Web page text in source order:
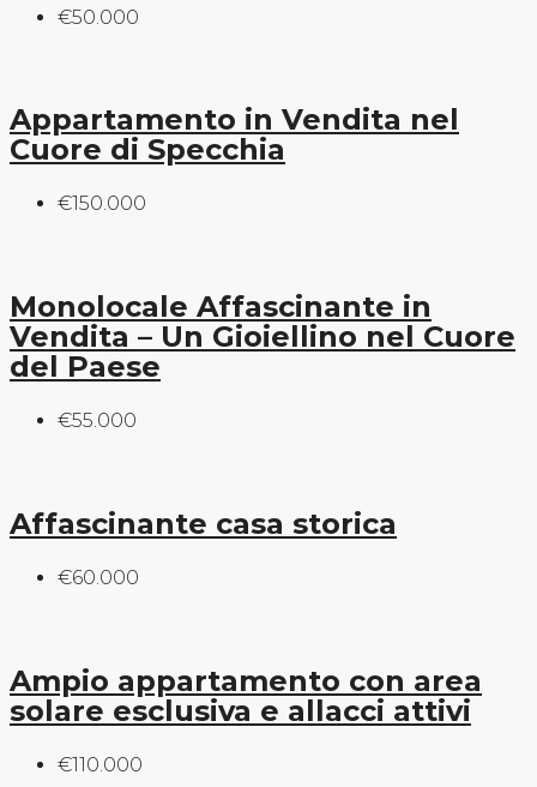
€50.000
Appartamento in Vendita nel
Cuore di Specchia
€150.000
Monolocale Affascinante in
Vendita – Un Gioiellino nel Cuore
del Paese
€55.000
Affascinante casa storica
€60.000
Ampio appartamento con area
solare esclusiva e allacci attivi
€110.000